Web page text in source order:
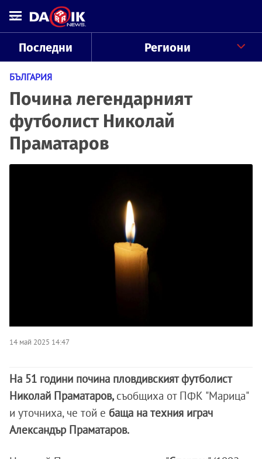
Последни Региони
БЪЛГАРИЯ
Почина легендарният
футболист Николай
Праматаров
14 май 2025 14:47
На 51 години почина пловдивският футболист
Николай Праматаров, съобщиха от ПФК "Марица"
и уточниха, че той е баща на техния играч
Александър Праматаров.